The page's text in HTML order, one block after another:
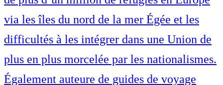
via les îles du nord de la mer Égée et les
difficultés à les intégrer dans une Union de
plus en plus morcelée par les nationalismes.
Également auteure de guides de voyage